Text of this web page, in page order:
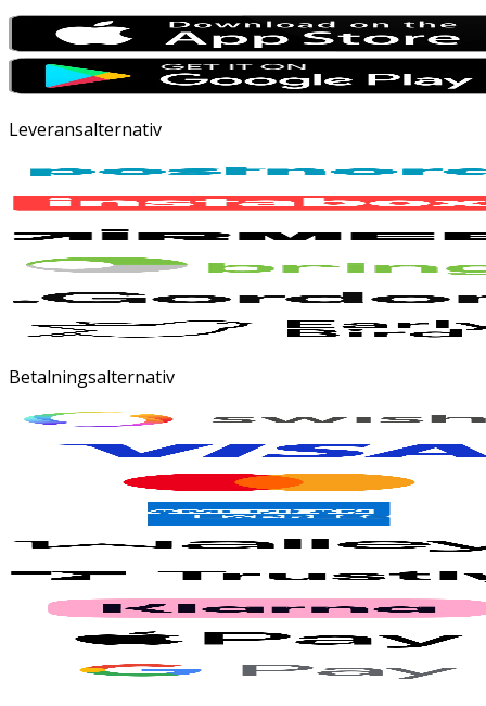
Leveransalternativ
Betalningsalternativ